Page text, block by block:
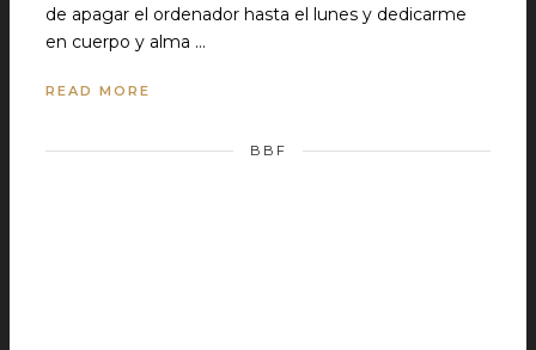
de apagar el ordenador hasta el lunes y dedicarme
en cuerpo y alma …
READ MORE
BBF